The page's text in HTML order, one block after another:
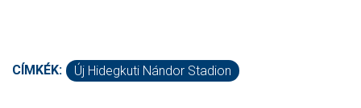
CÍMKÉK: Új Hidegkuti Nándor Stadion